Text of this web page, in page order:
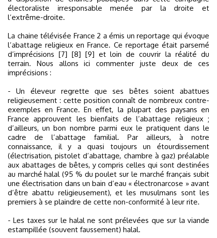
électoraliste irresponsable menée par la droite et
l’extrême-droite.
La chaine télévisée France 2 a émis un reportage qui évoque
l’abattage religieux en France. Ce reportage était parsemé
d’imprécisions [7] [8] [9] et loin de couvrir la réalité du
terrain. Nous allons ici commenter juste deux de ces
imprécisions :
- Un éleveur regrette que ses bêtes soient abattues
religieusement : cette position connaît de nombreux contre-
exemples en France. En effet, la plupart des paysans en
France approuvent les bienfaits de l’abattage religieux ;
d’ailleurs, un bon nombre parmi eux le pratiquent dans le
cadre de l’abattage familial. Par ailleurs, à notre
connaissance, il y a quasi toujours un étourdissement
(électrisation, pistolet d’abattage, chambre à gaz) préalable
aux abattages de bêtes, y compris celles qui sont destinées
au marché halal (95 % du poulet sur le marché français subit
une électrisation dans un bain d’eau « électronarcose » avant
d’être abattu religieusement), et les musulmans sont les
premiers à se plaindre de cette non-conformité à leur rite.
- Les taxes sur le halal ne sont prélevées que sur la viande
estampillée (souvent faussement) halal.